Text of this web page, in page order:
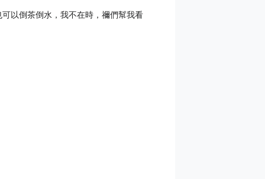
以倒茶倒水，我不在時，禰們幫我看